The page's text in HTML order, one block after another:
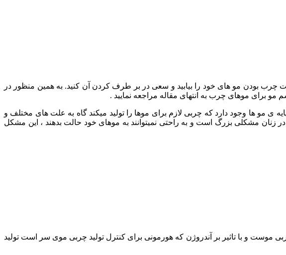
چرب بودن مو های خود را بیابید و سعی در بر طرف کردن آن کنید. به همین منظور در
مو برای موهای چرب به انتهای مقاله مراجعه نمایید .
مو ها وجود دارد که چربی لازم برای موها را تولید میکند گاه به علت های مختلف و
مشکلی بزرگ است و به راحتی نمیتوانند به موهای خود حالت بدهند ، این مشکل
موست و با تاثیر بر آندروژن که هورمونی برای کنترل تولید چربی موی سر است تولید